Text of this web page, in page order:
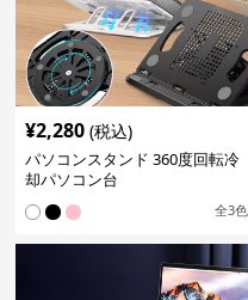
¥2,280 (税込)
パソコンスタンド 360度回転冷
却パソコン台
全3色